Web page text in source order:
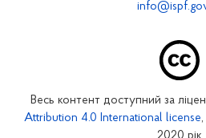
Запорізьке відділення
Кіровоградське відділення
Весь контент доступний за
Attribution 4.0 International license